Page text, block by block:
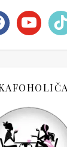
youtube